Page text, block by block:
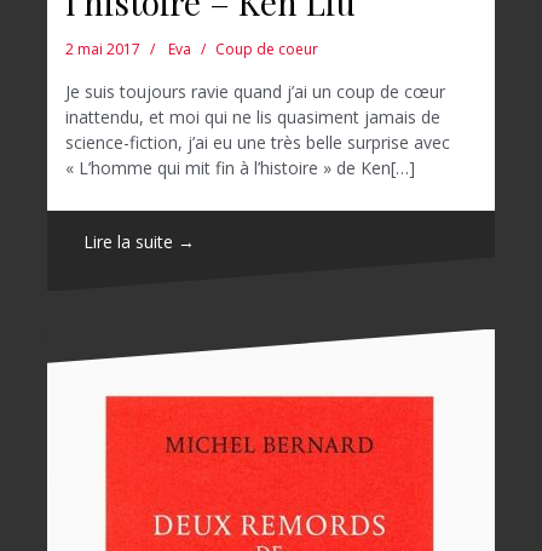
2 mai 2017 Eva Coup de coeur
Je suis toujours ravie quand j’ai un coup de cœur
inattendu, et moi qui ne lis quasiment jamais de
science-fiction, j’ai eu une très belle surprise avec
« L’homme qui mit fin à l’histoire » de Ken[…]
Lire la suite →